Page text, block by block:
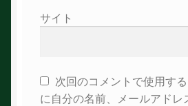
サイト
次回のコメントで使用す
に自分の名前、メールアドレ